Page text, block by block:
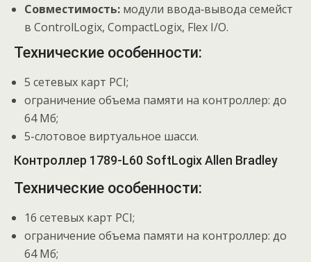
Совместимость: модули ввода‑вывода семейст
в ControlLogix, CompactLogix, Flex I/O.
Технические особенности:
5 сетевых карт PCI;
ограничение объема памяти на контроллер: до
64 Мб;
5-слотовое виртуальное шасси.
Контроллер 1789-L60 SoftLogix Allen Bradley
Технические особенности:
16 сетевых карт PCI;
ограничение объема памяти на контроллер: до
64 Мб;